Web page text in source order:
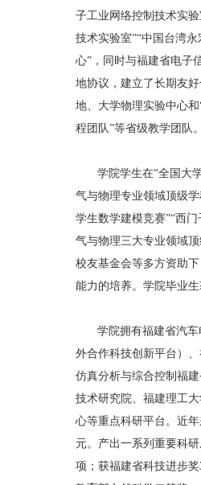
子工业网络控制技术实
技术实验室”“中国台湾永
心”，同时与福建省电子
地协议，建立了长期友
地、大学物理实验中心
程团队”等省级教学团队。
学院学生在“全国大
气与物理专业领域顶级
学生数学建模竞赛”“西
气与物理三大专业领域
校友基金会等多方资助
能力的培养。学院毕业
学院拥有福建省汽
外合作科技创新平台）
仿真分析与综合控制福
技术研究院、福建理工
心等重点科研平台。近
元。产出一系列重要科
项；获福建省科技进步奖